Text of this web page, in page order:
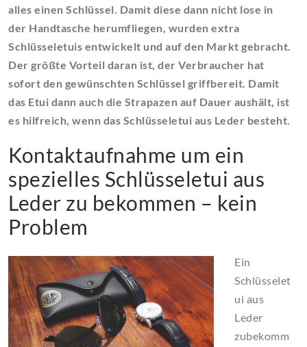
alles einen Schlüssel. Damit diese dann nicht lose in
der Handtasche herumfliegen, wurden extra
Schlüsseletuis entwickelt und auf den Markt gebracht.
Der größte Vorteil daran ist, der Verbraucher hat
sofort den gewünschten Schlüssel griffbereit. Damit
das Etui dann auch die Strapazen auf Dauer aushält, ist
es hilfreich, wenn das Schlüsseletui aus Leder besteht.
Kontaktaufnahme um ein
spezielles Schlüsseletui aus
Leder zu bekommen – kein
Problem
Ein
Schlüsselet
ui aus
Leder
zubekomm